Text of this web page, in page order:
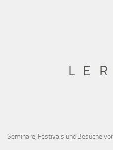
Seminare, Festivals und Besuche